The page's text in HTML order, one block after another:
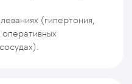
(гипертония,